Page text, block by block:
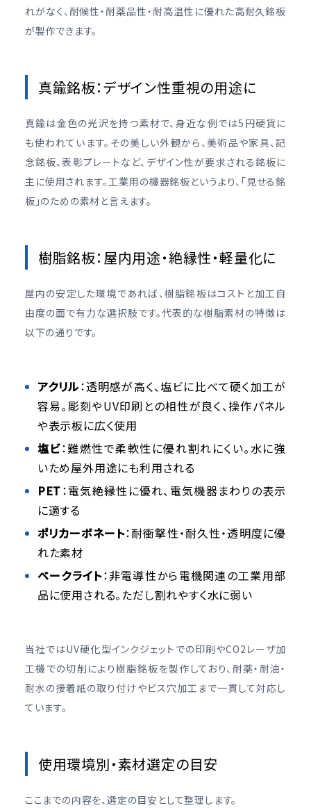
れがなく、耐候性・耐薬品性・耐高温性に優れた高耐久銘板
が製作できます。
真鍮銘板：デザイン性重視の用途に
真鍮は金色の光沢を持つ素材で、身近な例では5円硬貨に
も使われています。その美しい外観から、美術品や家具、記
念銘板、表彰プレートなど、デザイン性が要求される銘板に
主に使用されます。工業用の機器銘板というより、「見せる銘
板」のための素材と言えます。
樹脂銘板：屋内用途・絶縁性・軽量化に
屋内の安定した環境であれば、樹脂銘板はコストと加工自
由度の面で有力な選択肢です。代表的な樹脂素材の特徴は
以下の通りです。
アクリル：透明感が高く、塩ビに比べて硬く加工が
容易。彫刻やUV印刷との相性が良く、操作パネル
や表示板に広く使用
塩ビ：難燃性で柔軟性に優れ割れにくい。水に強
いため屋外用途にも利用される
PET：電気絶縁性に優れ、電気機器まわりの表示
に適する
ポリカーボネート：耐衝撃性・耐久性・透明度に優
れた素材
ベークライト：非電導性から電機関連の工業用部
品に使用される。ただし割れやすく水に弱い
当社ではUV硬化型インクジェットでの印刷やCO2レーザ加
工機での切削により樹脂銘板を製作しており、耐薬・耐油・
耐水の接着紙の取り付けやビス穴加工まで一貫して対応し
ています。
使用環境別・素材選定の目安
ここまでの内容を、選定の目安として整理します。